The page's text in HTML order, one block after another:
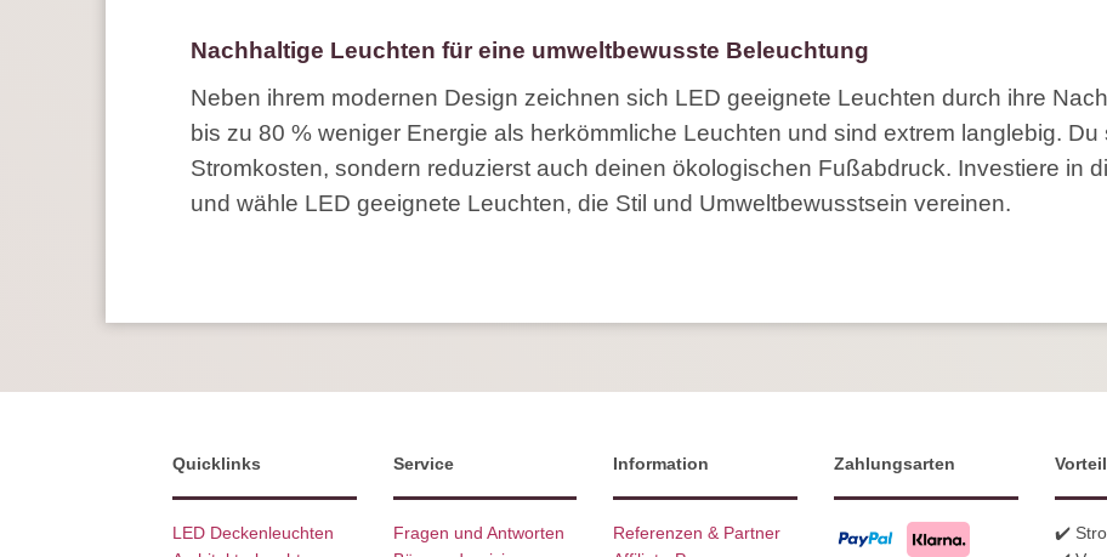
Nachhaltige Leuchten für eine umweltbewusste Beleuchtung
Neben ihrem modernen Design zeichnen sich LED geeignete Leuchten durch ihre
bis zu 80 % weniger Energie als herkömmliche Leuchten und sind extrem langlebig.
Stromkosten, sondern reduzierst auch deinen ökologischen Fußabdruck. Investiere in
und wähle LED geeignete Leuchten, die Stil und Umweltbewusstsein vereinen.
Quicklinks
LED Deckenleuchten
Service
Fragen und Antworten
Information
Referenzen & Partner
Zahlungsarten
✔️